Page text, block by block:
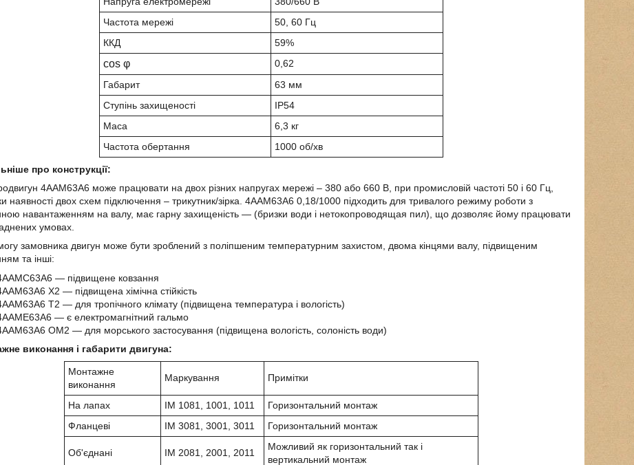
Частота мережі
50, 60 Гц
ККД
59%
cos φ
0,62
Габарит
63 мм
Ступінь захищеності
IP54
Маса
6,3 кг
Частота обертання
1000 об/хв
про конструкції:
4ААМ63А6 може працювати на двох різних напругах мережі – 380 або 660 В, при промисловій частоті 50 і 60 Гц,
наявності двох схем підключення – трикутник/зірка. 4ААМ63А6 0,18/1000 підходить для тривалого режиму роботи з
навантаженням на валу, має гарну захищеність ― (бризки води і нетокопроводящая пил), що дозволяє йому працювати
умовах.
замовника двигун може бути зроблений з поліпшеним температурним захистом, двома кінцями валу, підвищеним
та інші:
― підвищене ковзання
Х2 ― підвищена хімічна стійкість
Т2 ― для тропічного клімату (підвищена температура і вологість)
― є електромагнітний гальмо
ОМ2 ― для морського застосування (підвищена вологість, солоність води)
виконання і габарити двигуна:
Монтажне
виконання
Маркування Примітки
На лапах IM 1081, 1001, 1011
Горизонтальний монтаж
Фланцеві
IM 3081, 3001, 3011 Горизонтальний монтаж
Об'єднані IM 2081, 2001, 2011
Можливий як горизонтальний так і
вертикальний монтаж